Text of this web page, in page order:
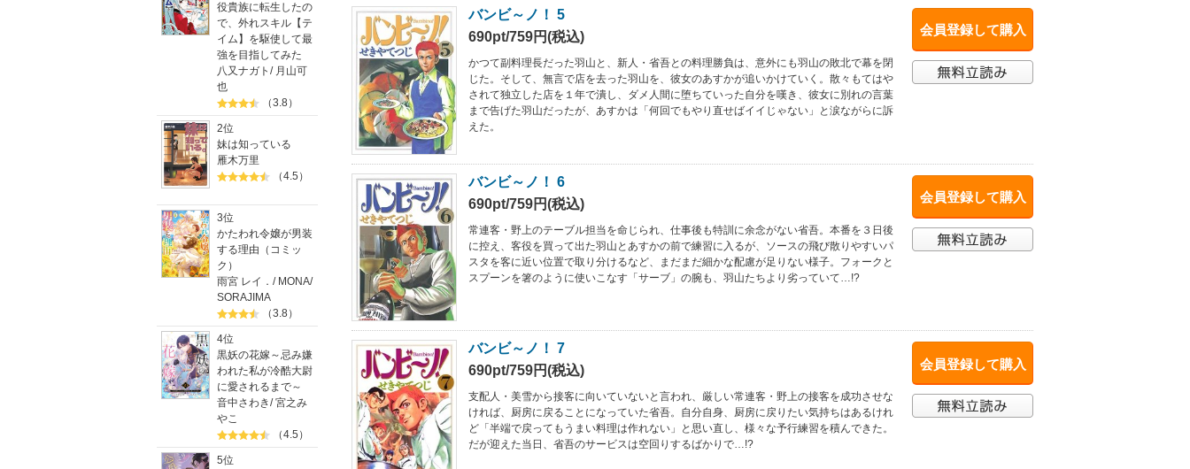
役貴族に転生したの
で、外れスキル【テ
イム】を駆使して最
強を目指してみた
八又ナガト / 月山可
也
（3.8）
2位
妹は知っている
雁木万里
（4.5）
3位
かたわれ令嬢が男装
する理由（コミッ
ク）
雨宮 レイ． / MONA/
SORAJIMA
（3.8）
4位
黒妖の花嫁～忌み嫌
われた私が冷酷大尉
に愛されるまで～
音中さわき/宮之み
やこ
（4.5）
5位
会員登録して購入
バンビ～ノ！ 5
690pt/759円(税込)
かつて副料理長だった羽山と、新人・省吾との料理勝負は、意外にも羽山の敗北で幕を閉
じた。そして、無言で店を去った羽山を、彼女のあすかが追いかけていく。散々もてはや
されて独立した店を１年で潰し、ダメ人間に堕ちていった自分を嘆き、彼女に別れの言葉
まで告げた羽山だったが、あすかは「何回でもやり直せばイイじゃない」と涙ながらに訴
えた。
会員登録して購入
バンビ～ノ！ 6
690pt/759円(税込)
常連客・野上のテーブル担当を命じられ、仕事後も特訓に余念がない省吾。本番を３日後
に控え、客役を買って出た羽山とあすかの前で練習に入るが、ソースの飛び散りやすいパ
スタを客に近い位置で取り分けるなど、まだまだ細かな配慮が足りない様子。フォークと
スプーンを箸のように使いこなす「サーブ」の腕も、羽山たちより劣っていて…!?
会員登録して購入
バンビ～ノ！ 7
690pt/759円(税込)
支配人・美雪から接客に向いていないと言われ、厳しい常連客・野上の接客を成功させな
ければ、厨房に戻ることになっていた省吾。自分自身、厨房に戻りたい気持ちはあるけれ
ど「半端で戻ってもうまい料理は作れない」と思い直し、様々な予行練習を積んできた。
だが迎えた当日、省吾のサービスは空回りするばかりで…!?